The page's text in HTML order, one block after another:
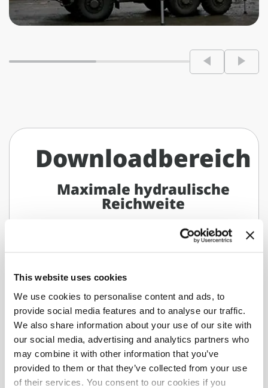
This website uses cookies
We use cookies to personalise content and ads, to
provide social media features and to analyse our traffic.
We also share information about your use of our site with
our social media, advertising and analytics partners who
may combine it with other information that you’ve
provided to them or that they’ve collected from your use
of their services. You consent to our cookies if you
Downloadbereich
Maximale hydraulische
Reichweite
Laden Sie das vollständige Blatt herunter, auf
dem Sie alle Versionen und Konfigurationen
finden.
Download-Tabelle